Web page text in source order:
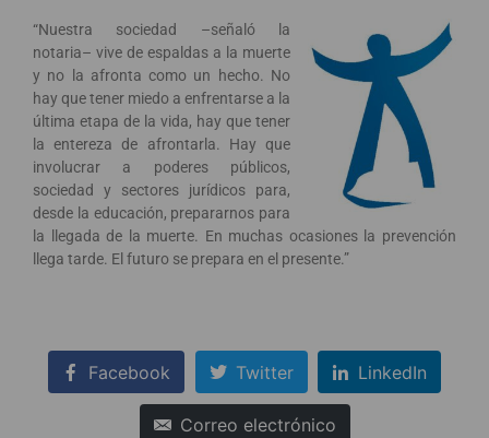
“Nuestra sociedad –señaló la
notaria– vive de espaldas a la muerte
y no la afronta como un hecho. No
hay que tener miedo a enfrentarse a la
última etapa de la vida, hay que tener
la entereza de afrontarla. Hay que
involucrar a poderes públicos,
sociedad y sectores jurídicos para,
desde la educación, prepararnos para
la llegada de la muerte. En muchas ocasiones la prevención
llega tarde. El futuro se prepara en el presente.”
Facebook Twitter LinkedIn
Correo electrónico